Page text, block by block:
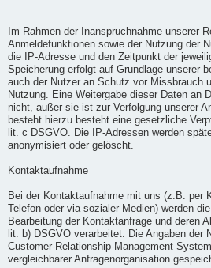
Im Rahmen der Inanspruchnahme unserer
Anmeldefunktionen sowie der Nutzung der
die IP-Adresse und den Zeitpunkt der
Speicherung erfolgt auf Grundlage unserer
auch der Nutzer an Schutz vor Missbrauch
Nutzung. Eine Weitergabe dieser Daten an
nicht, außer sie ist zur Verfolgung unserer
besteht hierzu besteht eine gesetzliche
lit. c DSGVO. Die IP-Adressen werden
anonymisiert oder gelöscht.
Kontaktaufnahme
Bei der Kontaktaufnahme mit uns (z.B. per
Telefon oder via sozialer Medien) werden
Bearbeitung der Kontaktanfrage und deren
lit. b) DSGVO verarbeitet. Die Angaben der
Customer-Relationship-Management
vergleichbarer Anfragenorganisation